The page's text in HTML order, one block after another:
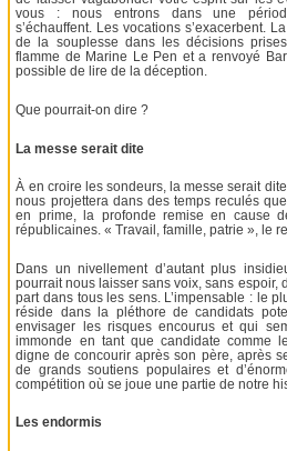
vous : nous entrons dans une
s’échauffent. Les vocations s’exacerbent.
de la souplesse dans les décisions
flamme de Marine Le Pen et a renvoyé
possible de lire de la déception.
Que pourrait-on dire ?
La messe serait dite
À en croire les sondeurs, la messe serait
nous projettera dans des temps reculés
en prime, la profonde remise en cause
républicaines. « Travail, famille, patrie », le
Dans un nivellement d’autant plus
pourrait nous laisser sans voix, sans espoir,
part dans tous les sens. L’impensable : le
réside dans la pléthore de candidats
envisager les risques encourus et qui
immonde en tant que candidate comme
digne de concourir après son père, après
de grands soutiens populaires et
compétition où se joue une partie de notre
Les endormis